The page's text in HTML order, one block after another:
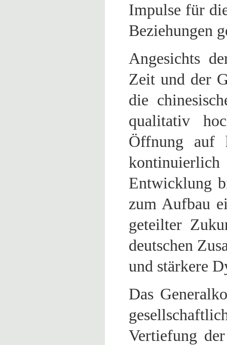
Impulse für
Beziehungen
Angesichts
Zeit und der
die
qualitativ
Öffnung auf
Entwicklung
zum Aufbau
geteilter
deutschen
und stärkere
Das
Vertiefung